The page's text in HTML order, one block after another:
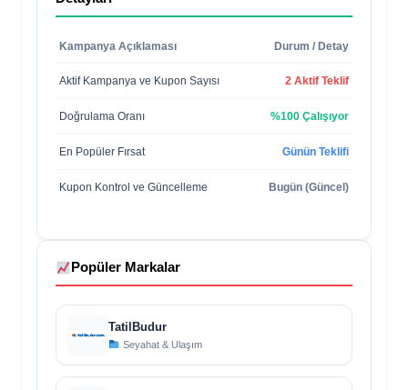
Kampanya Açıklaması Durum / Detay
Aktif Kampanya ve Kupon Sayısı 2 Aktif Teklif
Doğrulama Oranı %100 Çalışıyor
En Popüler Fırsat Günün Teklifi
Kupon Kontrol ve Güncelleme Bugün (Güncel)
Popüler Markalar
TatilBudur
Seyahat & Ulaşım